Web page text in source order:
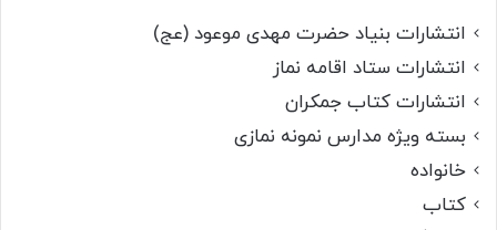
انتشارات بنیاد حضرت مهدی موعود (عج)
انتشارات ستاد اقامه نماز
انتشارات کتاب جمکران
بسته ویژه مدارس نمونه نمازی
خانواده
کتاب